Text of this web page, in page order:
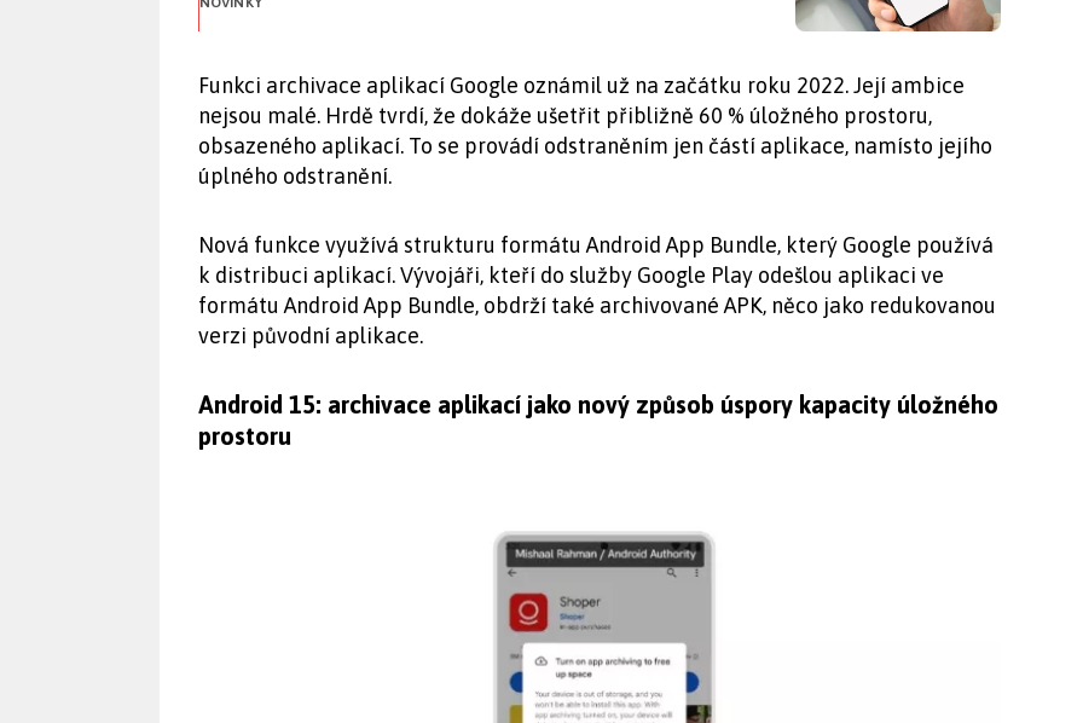
Funkci archivace aplikací Google oznámil už na začátku roku 2022. Její ambice
nejsou malé. Hrdě tvrdí, že dokáže ušetřit přibližně 60 % úložného prostoru,
obsazeného aplikací. To se provádí odstraněním jen částí aplikace, namísto jejího
úplného odstranění.
Nová funkce využívá strukturu formátu Android App Bundle, který Google používá
k distribuci aplikací. Vývojáři, kteří do služby Google Play odešlou aplikaci ve
formátu Android App Bundle, obdrží také archivované APK, něco jako redukovanou
verzi původní aplikace.
Android 15: archivace aplikací jako nový způsob úspory kapacity úložného
prostoru